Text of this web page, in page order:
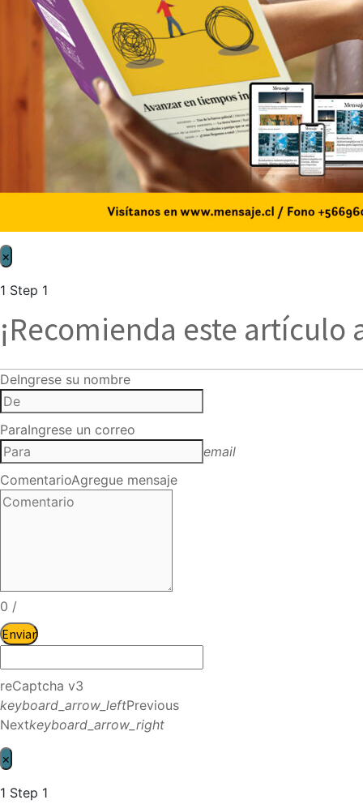
×
1 Step 1
¡Recomienda este artículo
DeIngrese su nombre
ParaIngrese un correo
email
ComentarioAgregue mensaje
0 /
Enviar
reCaptcha v3
keyboard_arrow_leftPrevious
Nextkeyboard_arrow_right
×
1 Step 1